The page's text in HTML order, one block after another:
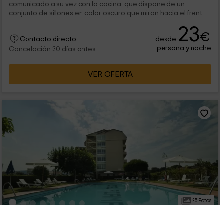
comunicado a su vez con la cocina, que dispone de un
conjunto de sillones en color oscuro que miran hacia el frente
Contacto directo
Cancelación 30 días antes
desde 23€
persona y noche
VER OFERTA
25 Fotos